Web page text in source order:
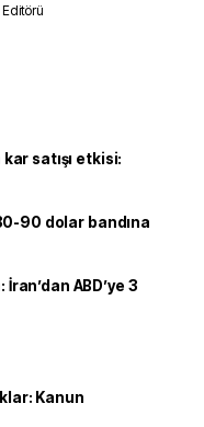
satışı etkisi:
90 dolar bandına
ABD’ye 3
Kanun